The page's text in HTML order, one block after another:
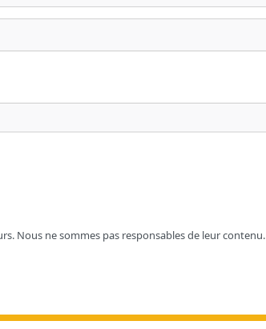
Nous ne sommes pas responsables de leur contenu.